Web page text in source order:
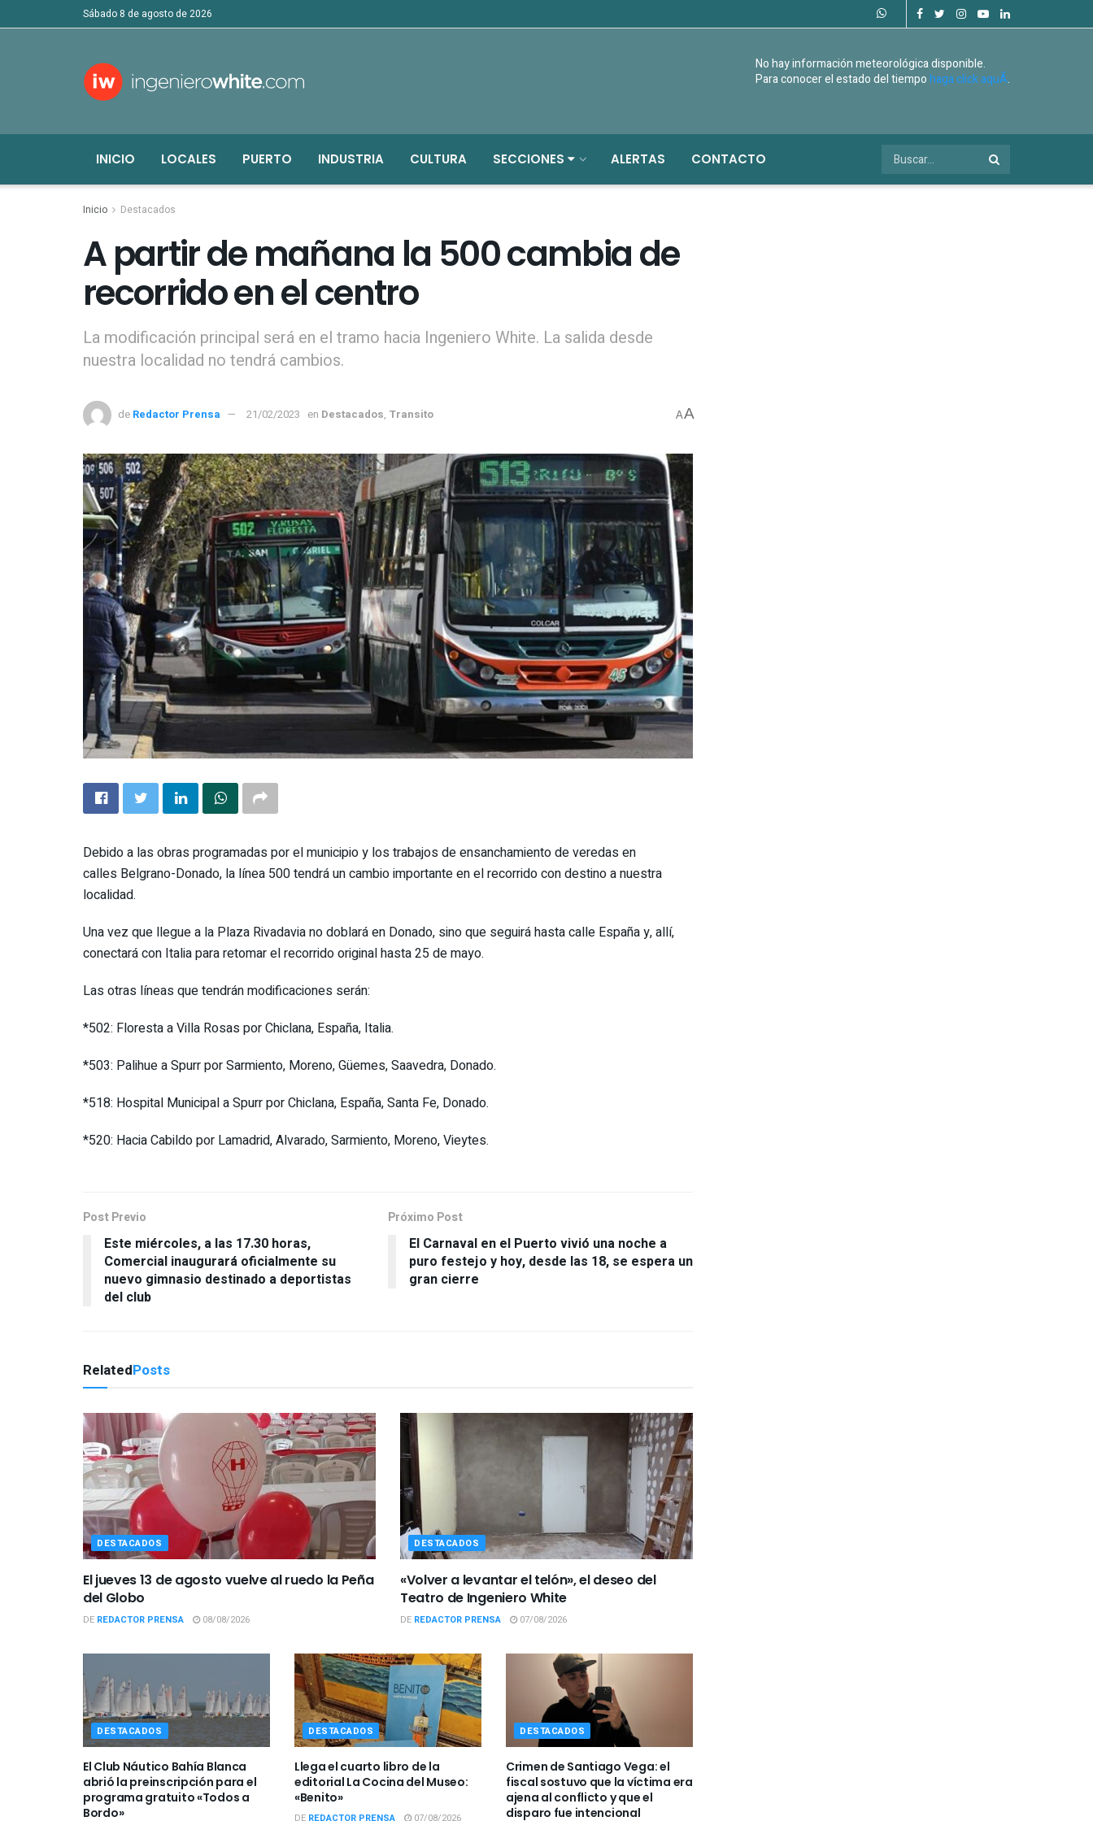
sábado 8 de agosto de 2026
No hay información meteorológica disponible.
Para conocer el estado del tiempohaga click aquÃ­.
INICIO LOCALES PUERTO INDUSTRIA CULTURA SECCIONES ALERTAS CONTACTO
Inicio Destacados
A partir de mañana la 500 cambia de
recorrido en el centro
La modificación principal será en el tramo hacia Ingeniero White. La salida desde
nuestra localidad no tendrá cambios.
de Redactor Prensa 21/02/2023 en Destacados, Transito AA
Debido a las obras programadas por el municipio y los trabajos de ensanchamiento de veredas en
calles Belgrano-Donado, la línea 500 tendrá un cambio importante en el recorrido con destino a nuestra
localidad.
Una vez que llegue a la Plaza Rivadavia no doblará en Donado, sino que seguirá hasta calle España y, allí,
conectará con Italia para retomar el recorrido original hasta 25 de mayo.
Las otras líneas que tendrán modificaciones serán:
*502: Floresta a Villa Rosas por Chiclana, España, Italia.
*503: Palihue a Spurr por Sarmiento, Moreno, Güemes, Saavedra, Donado.
*518: Hospital Municipal a Spurr por Chiclana, España, Santa Fe, Donado.
*520: Hacia Cabildo por Lamadrid, Alvarado, Sarmiento, Moreno, Vieytes.
Post Previo
Este miércoles, a las 17.30 horas,
Comercial inaugurará oficialmente su
nuevo gimnasio destinado a deportistas
del club
Próximo Post
El Carnaval en el Puerto vivió una noche a
puro festejo y hoy, desde las 18, se espera un
gran cierre
RelatedPosts
DESTACADOS
El jueves 13 de agosto vuelve al ruedo la Peña
del Globo
DE REDACTOR PRENSA 08/08/2026
DESTACADOS
«Volver a levantar el telón», el deseo del
Teatro de Ingeniero White
DE REDACTOR PRENSA 07/08/2026
DESTACADOS
El Club Náutico Bahía Blanca
abrió la preinscripción para el
programa gratuito «Todos a
Bordo»
DESTACADOS
Llega el cuarto libro de la
editorial La Cocina del Museo:
«Benito»
DE REDACTOR PRENSA 07/08/2026
DESTACADOS
Crimen de Santiago Vega: el
fiscal sostuvo que la víctima era
ajena al conflicto y que el
disparo fue intencional